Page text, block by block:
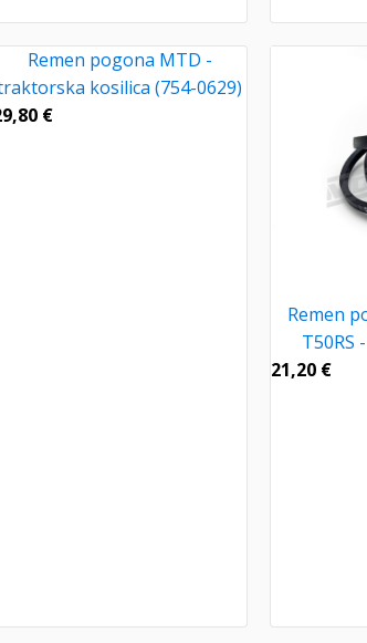
Remen pogona MTD -
kosilica (754-0629)
€
Remen
T50RS
21,20 €